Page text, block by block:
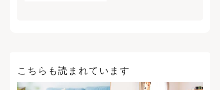
こちらも読まれています